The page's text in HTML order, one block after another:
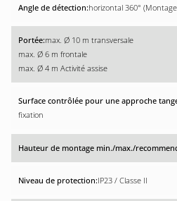
horizontal 360°
max. Ø 10 m transversale
max. Ø 6 m frontale
max. Ø 4 m Activité assise
fixation
IP23 / Classe II